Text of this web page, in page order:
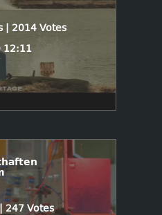
| 2014 Votes
12:11
247 Votes